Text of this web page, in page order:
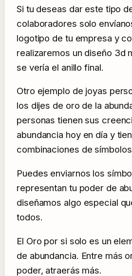
Si tu deseas dar este tipo
colaboradores solo
logotipo de tu empresa y
realizaremos un diseño 3d
se vería el anillo final.
Otro ejemplo de joyas
los dijes de oro de la
personas tienen sus
abundancia hoy en día y
combinaciones de
Puedes enviarnos los
representan tu poder de
diseñamos algo especial
todos.
El Oro por si solo es un
de abundancia. Entre más
poder, atraerás más.